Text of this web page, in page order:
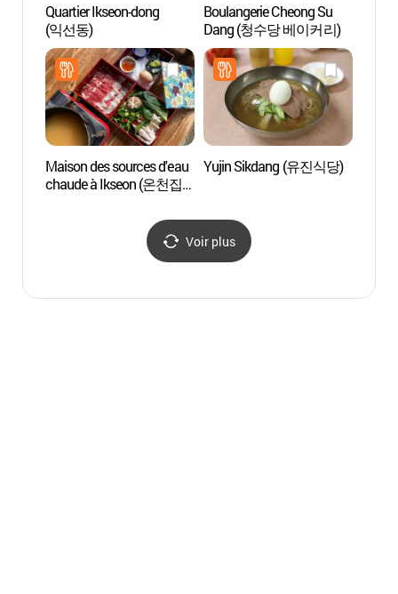
Quartier Ikseon-dong
(익선동)
Boulangerie Cheong Su
Dang (청수당 베이커리)
Maison des sources d'eau
chaude à Ikseon (온천집
Yujin Sikdang (유진식당)
Voir plus